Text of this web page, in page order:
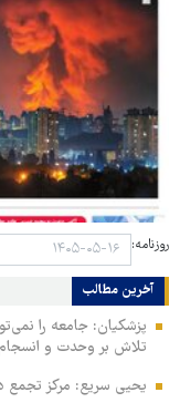
روزنامه:
آخرین مطالب
پزشکیان: جامعه را
تلاش بر وحدت و
یحیی سریع: مرکز تجمع